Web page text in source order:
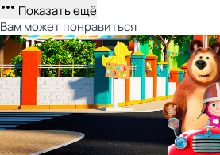
Показать ещё
Вам может понравиться